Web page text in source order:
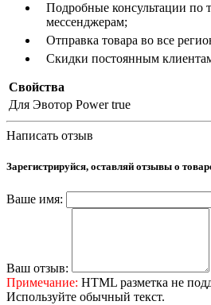
Подробные консультации по
мессенджерам;
Отправка товара во все
Скидки постоянным
Свойства
Для Эвотор Power true
Написать отзыв
Зарегистрируйся, оставляй отзывы о
Ваше имя:
Ваш отзыв:
Примечание: HTML разметка не
Используйте обычный текст.